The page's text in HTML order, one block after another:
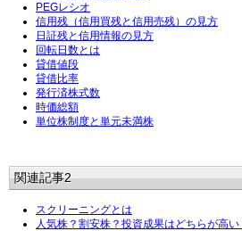
PEGレシオ
信用残（信用買残と信用売残）の見方
日証残と信用情報の見方
回転日数とは
貸借値段
貸借比率
発行済株式数
時価総額
単位株制度と単元未満株
関連記事2
スクリーニングとは
人気株？割安株？投資成果はどちらが高い